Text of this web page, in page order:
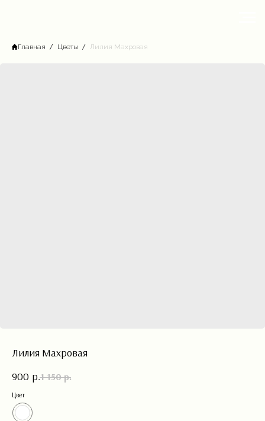
Главная Цветы Лилия Махровая
Лилия Махровая
900 р.1 150 р.
Цвет